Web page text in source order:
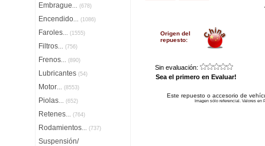
Embrague... (678)
Encendido... (1086)
Faroles... (1555)
Filtros... (756)
Frenos... (890)
Lubricantes (54)
Motor... (8553)
Piolas... (652)
Retenes... (764)
Rodamientos... (737)
Suspensión/
Origen del
repuesto:
Sin evaluación:
Sea el primero en Evaluar!
Este repuesto o accesorio de
Imagen sólo referencial. Valores